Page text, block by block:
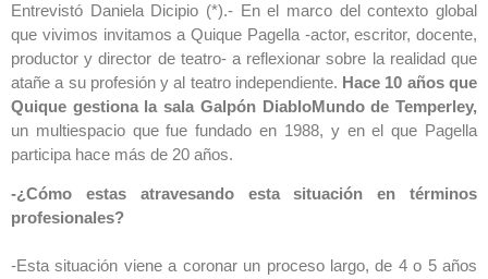
Entrevistó Daniela Dicipio (*).- En el marco del contexto global
que vivimos invitamos a Quique Pagella -actor, escritor, docente,
productor y director de teatro- a reflexionar sobre la realidad que
atañe a su profesión y al teatro independiente. Hace 10 años que
Quique gestiona la sala Galpón DiabloMundo de Temperley,
un multiespacio que fue fundado en 1988, y en el que Pagella
participa hace más de 20 años.
-¿Cómo estas atravesando esta situación en términos
profesionales?
-Esta situación viene a coronar un proceso largo, de 4 o 5 años